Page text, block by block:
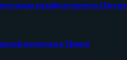
онлайн-встреча по
молодежи в Непале